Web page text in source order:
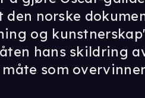
norske
og
hans skildring
som